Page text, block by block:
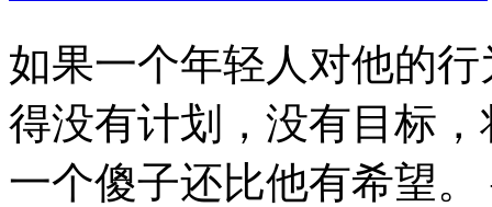
如果一个年轻人对他的
得没有计划，没有目标
一个傻子还比他有希望